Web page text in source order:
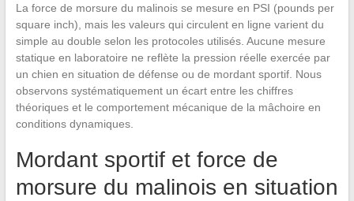
La force de morsure du malinois se mesure en PSI (pounds per
square inch), mais les valeurs qui circulent en ligne varient du
simple au double selon les protocoles utilisés. Aucune mesure
statique en laboratoire ne reflète la pression réelle exercée par
un chien en situation de défense ou de mordant sportif. Nous
observons systématiquement un écart entre les chiffres
théoriques et le comportement mécanique de la mâchoire en
conditions dynamiques.
Mordant sportif et force de
morsure du malinois en situation